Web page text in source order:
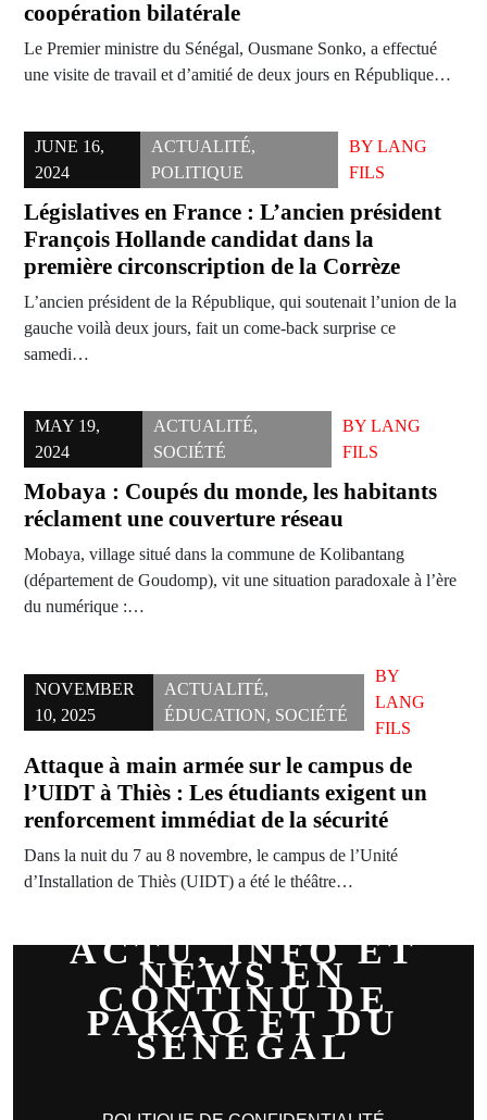
coopération bilatérale
Le Premier ministre du Sénégal, Ousmane Sonko, a effectué
une visite de travail et d’amitié de deux jours en République…
JUNE 16,
2024
ACTUALITÉ,
POLITIQUE
BY LANG
FILS
Législatives en France : L’ancien président
François Hollande candidat dans la
première circonscription de la Corrèze
L’ancien président de la République, qui soutenait l’union de la
gauche voilà deux jours, fait un come-back surprise ce
samedi…
MAY 19,
2024
ACTUALITÉ,
SOCIÉTÉ
BYLANG
FILS
Mobaya : Coupés du monde, les habitants
réclament une couverture réseau
Mobaya, village situé dans la commune de Kolibantang
(département de Goudomp), vit une situation paradoxale à l’ère
du numérique :…
NOVEMBER
10, 2025
ACTUALITÉ,
ÉDUCATION, SOCIÉTÉ
BY
LANG
FILS
Attaque à main armée sur le campus de
l’UIDT à Thiès : Les étudiants exigent un
renforcement immédiat de la sécurité
Dans la nuit du 7 au 8 novembre, le campus de l’Unité
d’Installation de Thiès (UIDT) a été le théâtre…
ACTU, INFO ET
NEWS EN
CONTINU DE
PAKAO ET DU
SÉNÉGAL